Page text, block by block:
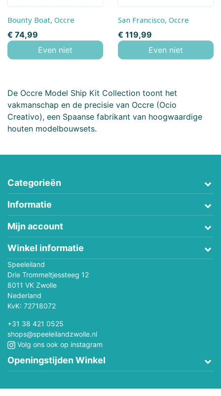
Bounty Boat, Occre
Prijs
€ 74,99
Even niet
San Francisco, Occre
Prijs
€ 119,99
Even niet
De Occre Model Ship Kit Collection toont het
vakmanschap en de precisie van Occre (Ocio
Creativo), een Spaanse fabrikant van hoogwaardige
houten modelbouwsets.
Categorieën
Informatie
Mijn account
Winkel informatie
Speeleiland
Drie Trommeltjessteeg 12
8011 VK Zwolle
Nederland
KvK: 72718072
+31 38 421 0525
shops@speeleilandzwolle.nl
Volg ons ook op instagram
Openingstijden Winkel